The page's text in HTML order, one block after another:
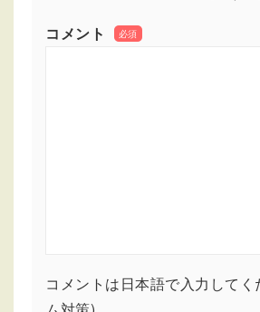
コメント 必須
コメントは日本語で入力して